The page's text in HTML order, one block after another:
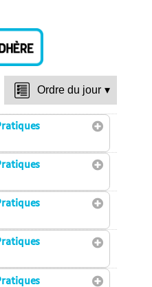
Ordre du jour ▾